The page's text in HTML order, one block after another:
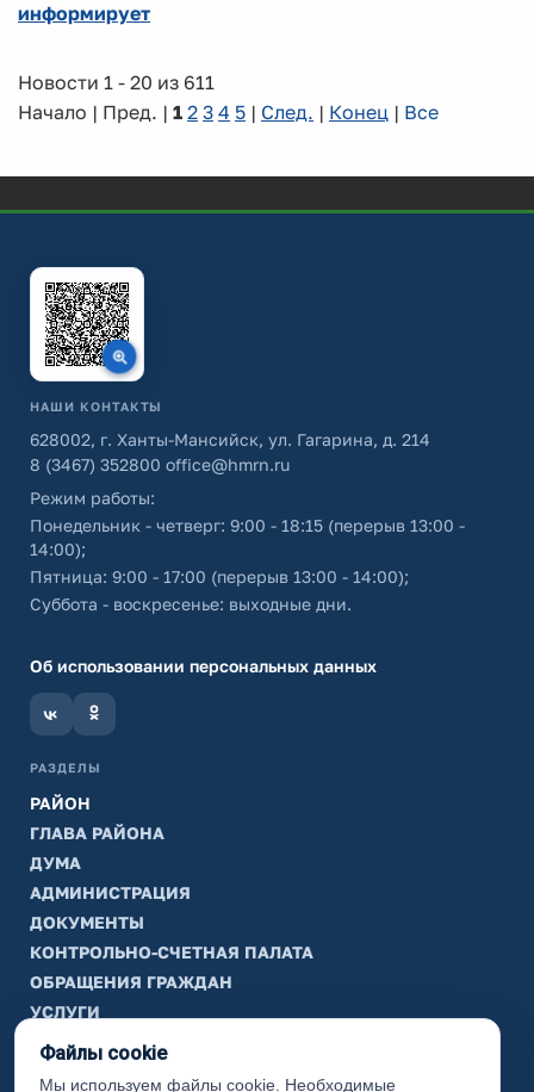
информирует
Новости 1 - 20 из 611
Начало | Пред. | 1 2 3 4 5 | След. | Конец | Все
НАШИ КОНТАКТЫ
628002, г. Ханты-Мансийск, ул. Гагарина, д. 214
8 (3467) 352800 office@hmrn.ru
Режим работы:
Понедельник - четверг: 9:00 - 18:15 (перерыв 13:00 -
14:00);
Пятница: 9:00 - 17:00 (перерыв 13:00 - 14:00);
Суббота - воскресенье: выходные дни.
Об использовании персональных данных
РАЗДЕЛЫ
РАЙОН
ГЛАВА РАЙОНА
ДУМА
АДМИНИСТРАЦИЯ
ДОКУМЕНТЫ
КОНТРОЛЬНО-СЧЕТНАЯ ПАЛАТА
ОБРАЩЕНИЯ ГРАЖДАН
УСЛУГИ
ТИК
ИНФОРМАЦИЯ
Файлы cookie
Мы используем файлы cookie. Необходимые